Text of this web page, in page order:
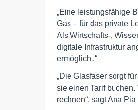
„Eine leistungsfähige
Gas – für das private
Als Wirtschafts-,
digitale Infrastruktur
ermöglicht.“
„Die Glasfaser sorgt
sie einen Tarif
rechnen“, sagt Ana